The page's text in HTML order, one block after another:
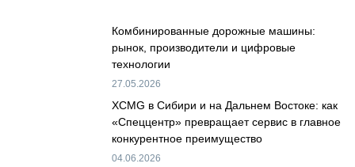
Комбинированные дорожные машины:
рынок, производители и цифровые
технологии
27.05.2026
XCMG в Сибири и на Дальнем Востоке: как
«Спеццентр» превращает сервис в главное
конкурентное преимущество
04.06.2026